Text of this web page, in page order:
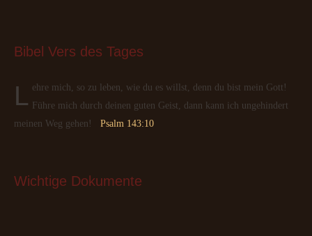
Bibel Vers des Tages
Lehre mich, so zu leben, wie du es willst, denn du bist mein Gott! Führe mich durch deinen guten Geist, dann kann ich ungehindert
meinen Weg gehen!
Psalm 143:10
Wichtige Dokumente